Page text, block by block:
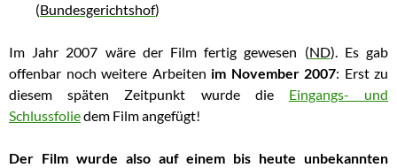
(Bundesgerichtshof)
Im Jahr 2007 wäre der Film fertig gewesen (ND). Es gab
offenbar noch weitere Arbeiten im November 2007: Erst zu
diesem späten Zeitpunkt wurde die Eingangs- und
Schlussfoliedem Film angefügt!
Der Film wurde also auf einem bis heute unbekannten